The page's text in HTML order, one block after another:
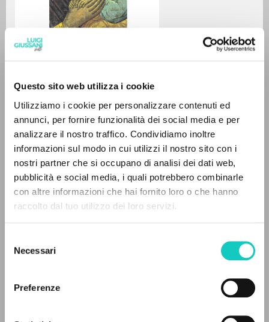
Questo sito web utilizza i cookie
Utilizziamo i cookie per personalizzare contenuti ed
annunci, per fornire funzionalità dei social media e per
analizzare il nostro traffico. Condividiamo inoltre
informazioni sul modo in cui utilizzi il nostro sito con i
nostri partner che si occupano di analisi dei dati web,
pubblicità e social media, i quali potrebbero combinarle
con altre informazioni che hai fornito loro o che hanno
raccolto dal tuo utilizzo dei loro servizi.
delNecessari
Preferenze
Giussani LuigiAuthor
Martindale CyrilAuthor
Jaca Book
Italian
Pages: 19
0RESULTS FOUND
MORE RESULTS